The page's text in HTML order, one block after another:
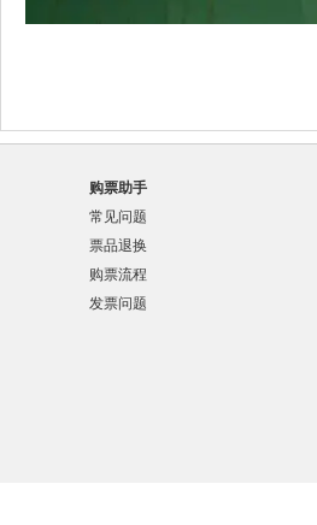
购票助手
常见问题
票品退换
购票流程
发票问题